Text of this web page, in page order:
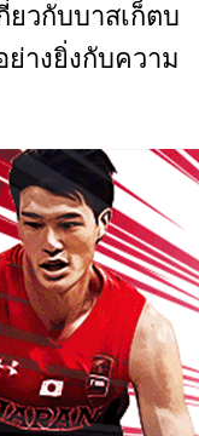
ยวกับบาสเก็ตบ
างยิ่งกับความ